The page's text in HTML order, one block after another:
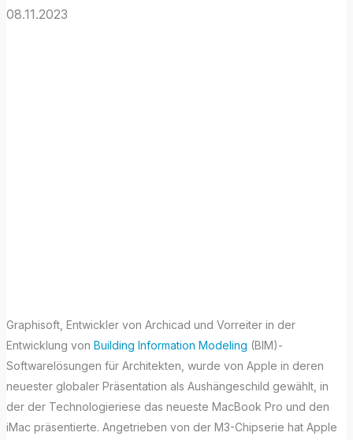
08.11.2023
Graphisoft, Entwickler von Archicad und Vorreiter in der
Entwicklung von Building Information Modeling (BIM)-
Softwarelösungen für Architekten, wurde von Apple in deren
neuester globaler Präsentation als Aushängeschild gewählt, in
der der Technologieriese das neueste MacBook Pro und den
iMac präsentierte. Angetrieben von der M3-Chipserie hat Apple